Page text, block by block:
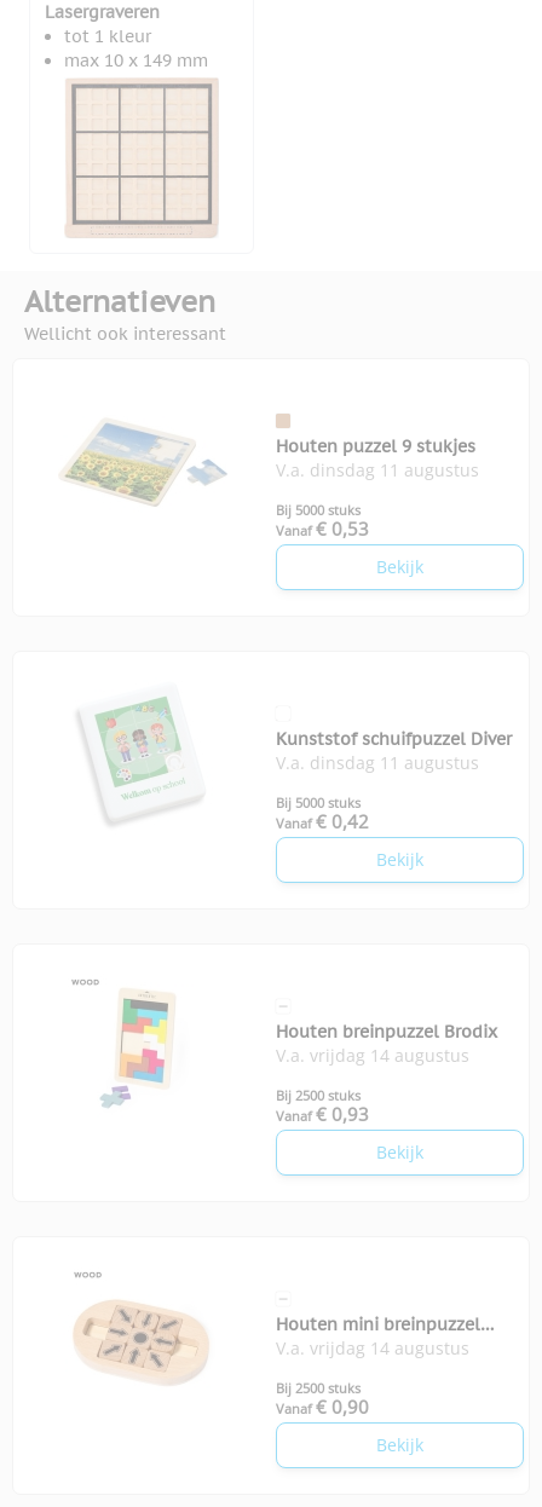
Lasergraveren
tot 1 kleur
max 10 x 149 mm
Alternatieven
Wellicht ook interessant
Houten puzzel 9 stukjes
V.a. dinsdag 11 augustus
Bij 5000 stuks
Vanaf € 0,53
Bekijk
Kunststof schuifpuzzel Diver
V.a. dinsdag 11 augustus
Bij 5000 stuks
Vanaf € 0,42
Bekijk
Houten breinpuzzel Brodix
V.a. vrijdag 14 augustus
Bij 2500 stuks
Vanaf € 0,93
Bekijk
Houten mini breinpuzzel
Jatrex
V.a. vrijdag 14 augustus
Bij 2500 stuks
Vanaf € 0,90
Bekijk